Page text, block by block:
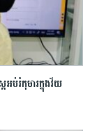
អប់រំកុមារ​ក្នុងវ័យ​